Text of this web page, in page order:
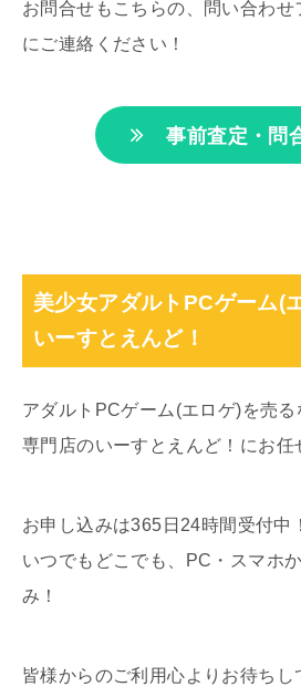
お問合せもこちらの、問い合わせ
にご連絡ください！
事前査定・問
美少女アダルトPCゲーム(
いーすとえんど！
アダルトPCゲーム(エロゲ)を売
専門店のいーすとえんど！にお任
お申し込みは365日24時間受付中！
いつでもどこでも、PC・スマホ
み！
皆様からのご利用心よりお待ちし